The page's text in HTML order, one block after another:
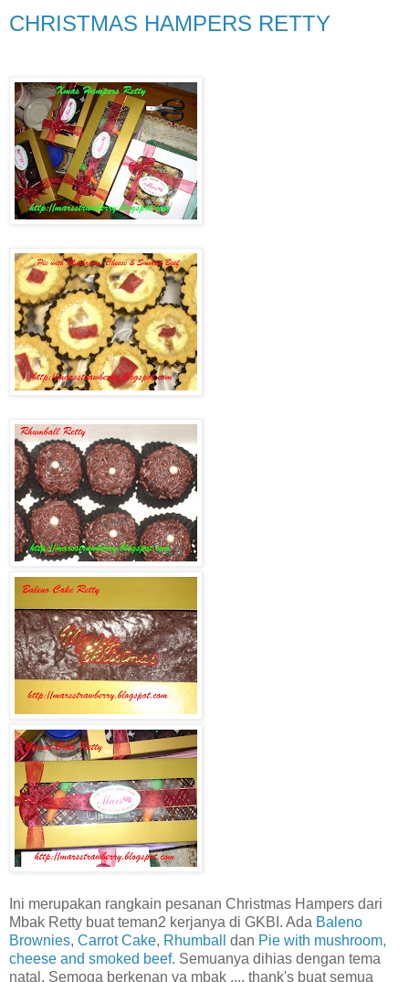
CHRISTMAS HAMPERS RETTY
Ini merupakan rangkain pesanan Christmas Hampers dari
Mbak Retty buat teman2 kerjanya di GKBI. Ada Baleno
Brownies, Carrot Cake, Rhumball dan Pie with mushroom,
cheese and smoked beef. Semuanya dihias dengan tema
natal. Semoga berkenan ya mbak .... thank's buat semua